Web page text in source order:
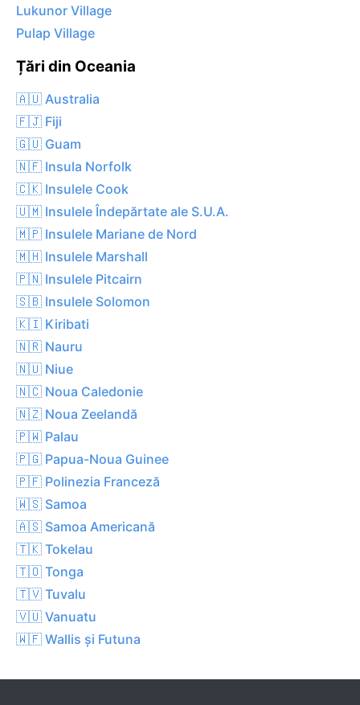
Lukunor Village
Pulap Village
Țări din Oceania
🇦🇺 Australia
🇫🇯 Fiji
🇬🇺 Guam
🇳🇫 Insula Norfolk
🇨🇰 Insulele Cook
🇺🇲 Insulele Îndepărtate ale S.U.A.
🇲🇵 Insulele Mariane de Nord
🇲🇭 Insulele Marshall
🇵🇳 Insulele Pitcairn
🇸🇧 Insulele Solomon
🇰🇮 Kiribati
🇳🇷 Nauru
🇳🇺 Niue
🇳🇨 Noua Caledonie
🇳🇿 Noua Zeelandă
🇵🇼 Palau
🇵🇬 Papua-Noua Guinee
🇵🇫 Polinezia Franceză
🇼🇸 Samoa
🇦🇸 Samoa Americană
🇹🇰 Tokelau
🇹🇴 Tonga
🇹🇻 Tuvalu
🇻🇺 Vanuatu
🇼🇫 Wallis și Futuna